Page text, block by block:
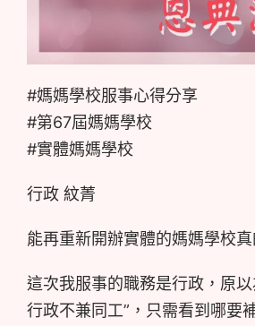
#媽媽學校服事心得分享
#第67屆媽媽學校
#實體媽媽學校
行政 紋菁
能再重新開辦實體的媽媽學校真
這次我服事的職務是行政，原
行政不兼同工”，只需看到哪要